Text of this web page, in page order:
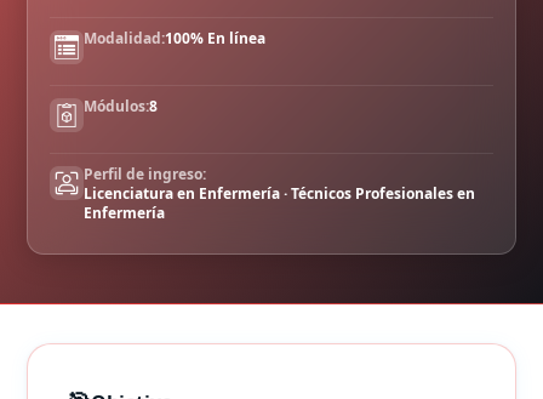
Modalidad:100% En línea
Módulos:8
Perfil de ingreso:
Licenciatura en Enfermería · Técnicos Profesionales en
Enfermería